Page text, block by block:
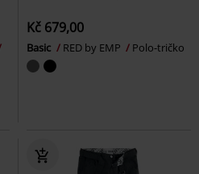
Kč 679,00
Basic RED by EMP Polo-tričko